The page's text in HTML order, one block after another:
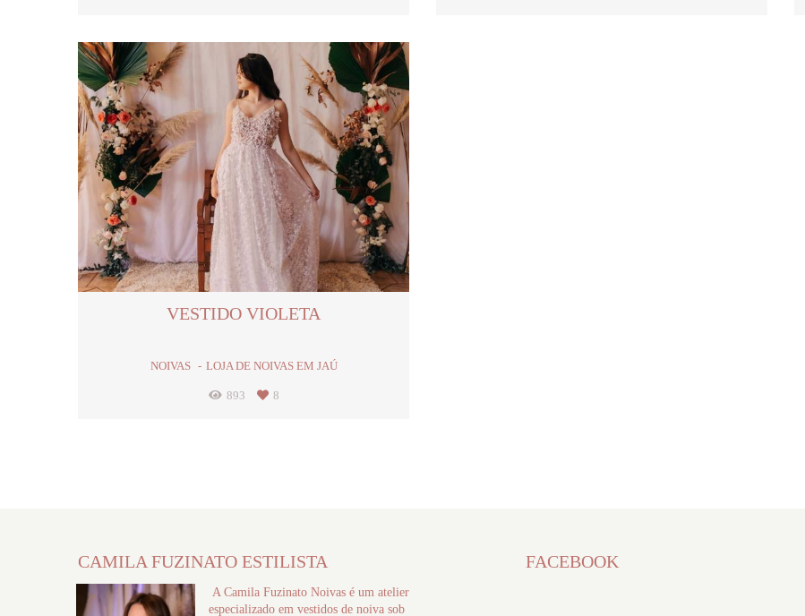
VESTIDO VIOLETA
NOIVAS LOJA DE NOIVAS EM JAÚ
893 8
CAMILA FUZINATO ESTILISTA
A Camila Fuzinato Noivas é um atelier
especializado em vestidos de noiva sob
FACEBOOK